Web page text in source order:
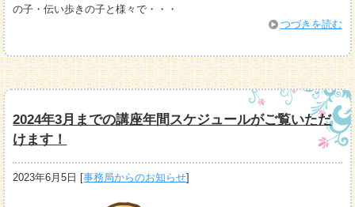
の子・伝い歩きの子と様々で・・・
つづきを読む
2024年3月までの講座年間スケジュールがご覧いただ
けます！
2023年6月5日 [事務局からのお知らせ]